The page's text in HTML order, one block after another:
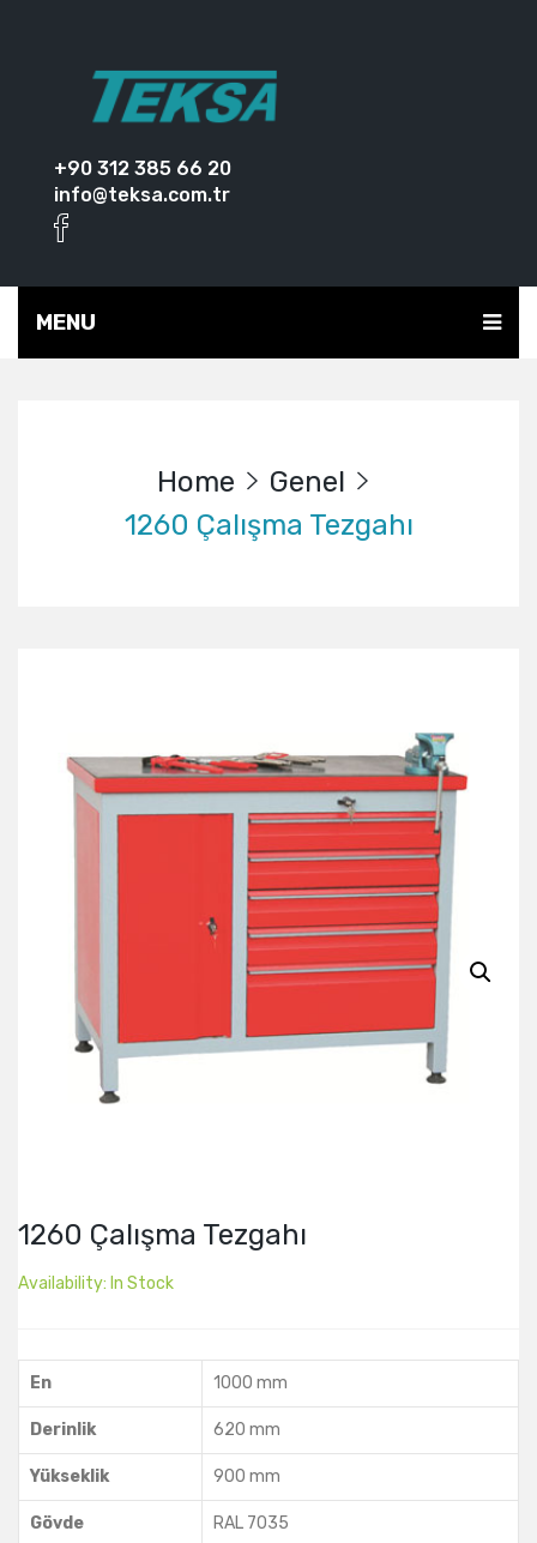
+90 312 385 66 20
info@teksa.com.tr
MENU
Home
Genel
1260 Çalışma Tezgahı
1260 Çalışma Tezgahı
Availability: In Stock
En 1000 mm
Derinlik 620 mm
Yükseklik 900 mm
Gövde RAL 7035